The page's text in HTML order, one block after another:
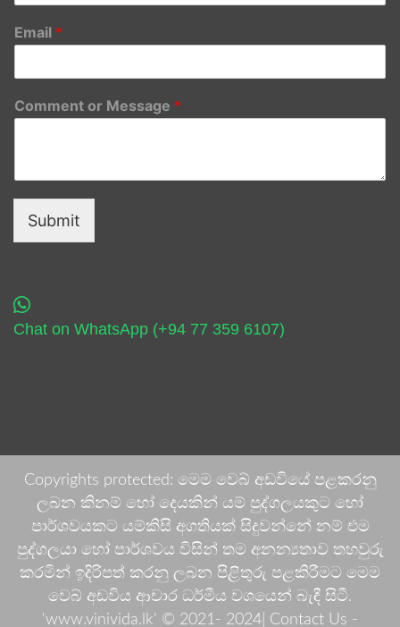
Email *
Comment or Message *
Submit
Chat on WhatsApp (+94 77 359 6107)
Copyrights protected: මෙම වෙබ් අඩවියේ පළකරනු
ලබන කිනම් හෝ දෙයකින් යම් පුද්ගලයකුට හෝ
පාර්ශවයකට යම්කිසි අගතියක් සිදුවන්නේ නම් එම
පුද්ගලයා හෝ පාර්ශවය විසින් තම අනන්‍යතාව තහවුරු
කරමින් ඉදිරිපත් කරනු ලබන පිළිතුරු පළකිරීමට මෙම
වෙබ් අඩවිය ආචාර ධර්මීය වශයෙන් බැඳී සිටී.
'www.vinivida.lk' © 2021- 2024| Contact Us -